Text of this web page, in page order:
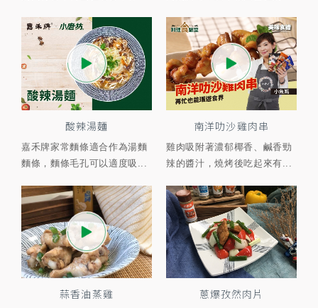
酸辣湯麵
嘉禾牌家常麵條適合作為湯麵
麵條，麵條毛孔可以適度吸...
南洋叻沙雞肉串
雞肉吸附著濃郁椰香、鹹香勁
辣的醬汁，燒烤後吃起來有...
蒜香油蒸雞 蔥爆孜然肉片